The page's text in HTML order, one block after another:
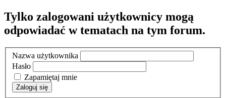
Tylko zalogowani użytkownicy mogą
odpowiadać w tematach na tym forum.
Nazwa użytkownika
Hasło
Zapamiętaj mnie